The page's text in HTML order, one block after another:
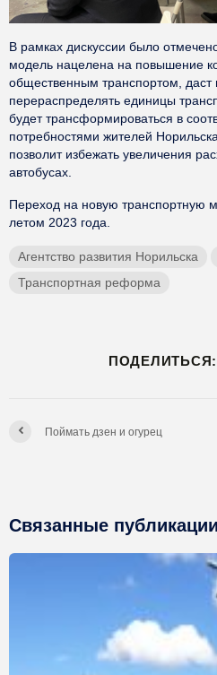
В рамках дискуссии было
модель нацелена на повышение
общественным транспортом, даст
перераспределять единицы
будет трансформироваться в
потребностями жителей
позволит избежать увеличения
автобусах.
Переход на новую транспортную
летом 2023 года.
Агентство развития Норильска
Транспортная реформа
ПОДЕЛИТЬСЯ:
Поймать дзен и огурец
Связанные